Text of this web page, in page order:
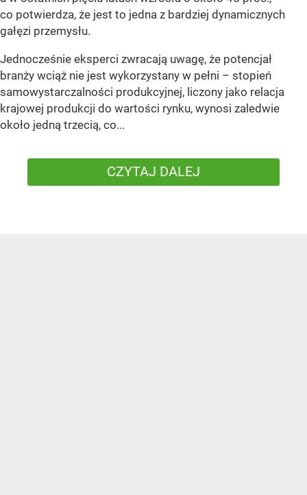
co potwierdza, że jest to jedna z bardziej dynamicznych
gałęzi przemysłu.
Jednocześnie eksperci zwracają uwagę, że potencjał
branży wciąż nie jest wykorzystany w pełni – stopień
samowystarczalności produkcyjnej, liczony jako relacja
krajowej produkcji do wartości rynku, wynosi zaledwie
około jedną trzecią, co...
CZYTAJ DALEJ